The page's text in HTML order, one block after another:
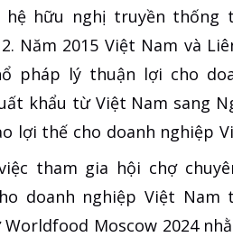
hệ hữu nghị truyền
Năm 2015 Việt Nam và
pháp lý thuận lợi cho
khẩu từ Việt Nam sang
lợi thế cho doanh nghiệp
tham gia hội chợ
doanh nghiệp Việt Nam
Moscow 2024